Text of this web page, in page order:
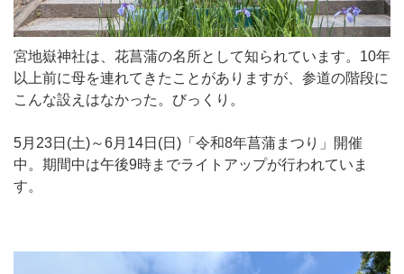
宮地嶽神社は、花菖蒲の名所として知られています。10年
以上前に母を連れてきたことがありますが、参道の階段に
こんな設えはなかった。びっくり。
5月23日(土)～6月14日(日)「令和8年菖蒲まつり」開催
中。期間中は午後9時までライトアップが行われていま
す。